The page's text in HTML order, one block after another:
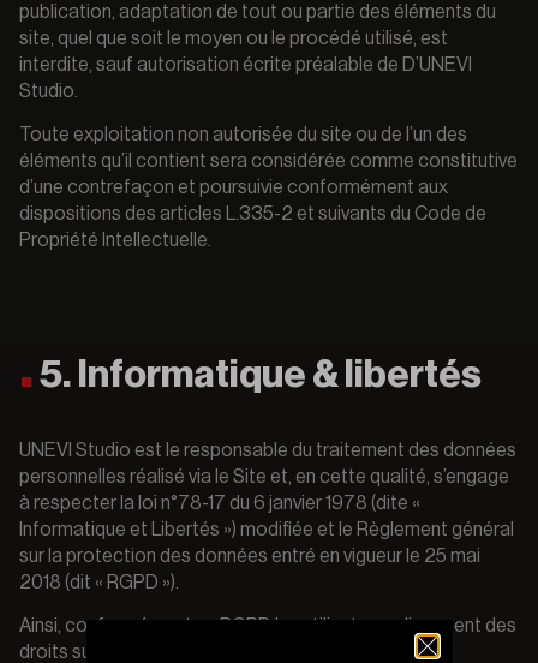
publication, adaptation de tout ou partie des éléments du
site, quel que soit le moyen ou le procédé utilisé, est
interdite, sauf autorisation écrite préalable de D’UNEVI
Studio.
Toute exploitation non autorisée du site ou de l’un des
éléments qu’il contient sera considérée comme constitutive
d’une contrefaçon et poursuivie conformément aux
dispositions des articles L.335-2 et suivants du Code de
Propriété Intellectuelle.
5. Informatique & libertés
UNEVI Studio est le responsable du traitement des données
personnelles réalisé via le Site et, en cette qualité, s’engage
à respecter la loi n°78-17 du 6 janvier 1978 (dite «
Informatique et Libertés ») modifiée et le Règlement général
sur la protection des données entré en vigueur le 25 mai
2018 (dit « RGPD »).
Ainsi, conformément au RGPD les utilisateurs disposent des
droits suivants :